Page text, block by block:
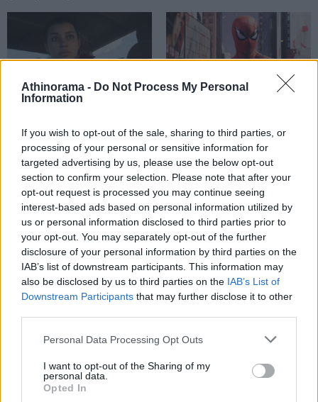
Athinorama - Do Not Process My Personal
Information
If you wish to opt-out of the sale, sharing to third parties, or
processing of your personal or sensitive information for
targeted advertising by us, please use the below opt-out
section to confirm your selection. Please note that after your
opt-out request is processed you may continue seeing
interest-based ads based on personal information utilized by
us or personal information disclosed to third parties prior to
your opt-out. You may separately opt-out of the further
disclosure of your personal information by third parties on the
IAB’s list of downstream participants. This information may
also be disclosed by us to third parties on the IAB’s List of
Downstream Participants that may further disclose it to other
Please note that this website/app uses one or more Google
not limited to your visit or usage behaviour. You may click to
grant or deny consent to Google and its third-party tags to
use your data for below specified purposes in below Google
Personal Data Processing Opt Outs
I want to opt-out of the Sharing of my
personal data.
Opted In
έως τον Νοέμβριο του 2026
Gran Turismo 7: ξεκινούν
οι προπαραγγελίες